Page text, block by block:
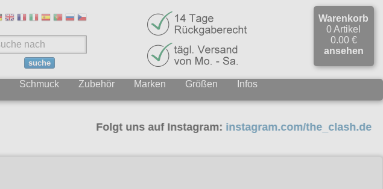
suche
Warenkorb
0 Artikel
0.00 €
ansehen
Schmuck Zubehör Marken Größen
Infos
Folgt uns auf Instagram:instagram.com/the_clash.de